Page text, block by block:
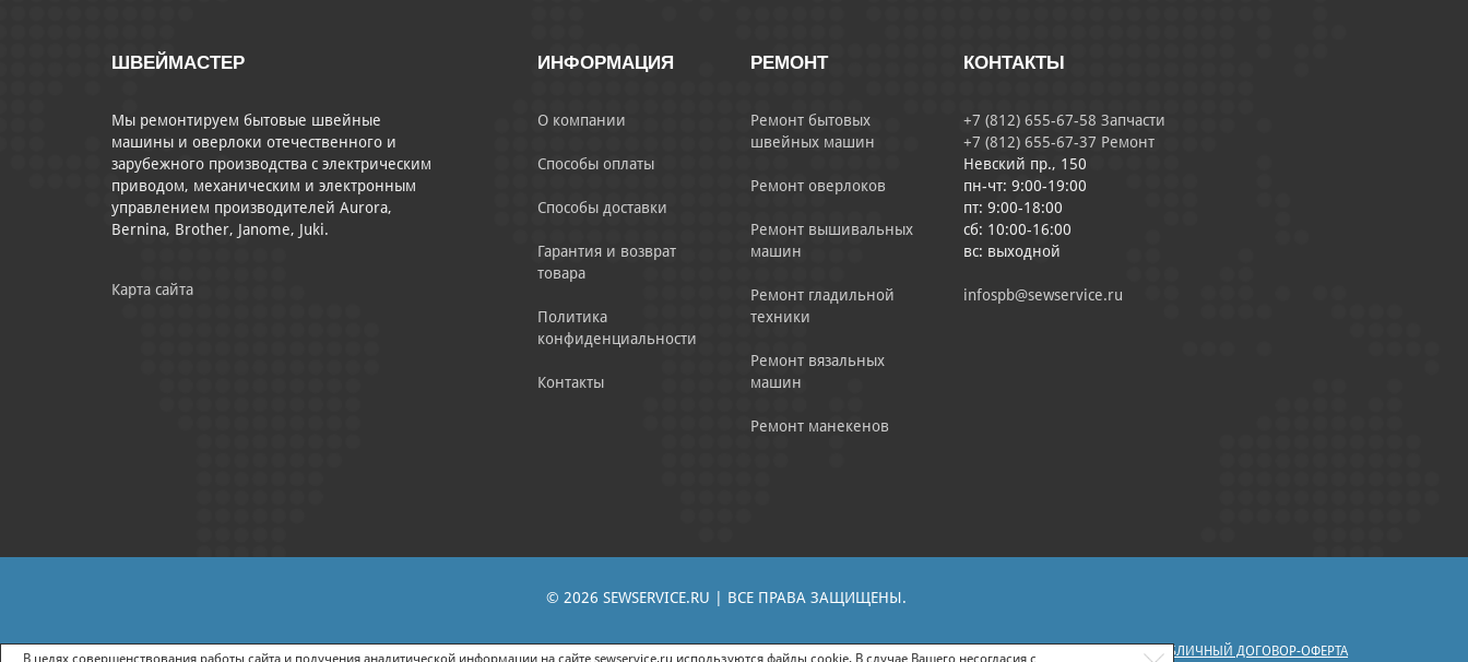
ШВЕЙМАСТЕР
Мы ремонтируем бытовые швейные
машины и оверлоки отечественного и
зарубежного производства с электрическим
приводом, механическим и электронным
управлением производителей Aurora,
Bernina, Brother, Janome, Juki.
Карта сайта
ИНФОРМАЦИЯ
О компании
Способы оплаты
Способы доставки
Гарантия и возврат
товара
Политика
конфиденциальности
Контакты
РЕМОНТ
Ремонт бытовых
швейных машин
Ремонт оверлоков
Ремонт вышивальных
машин
Ремонт гладильной
техники
Ремонт вязальных
машин
Ремонт манекенов
КОНТАКТЫ
+7 (812) 655-67-58 Запчасти
+7 (812) 655-67-37 Ремонт
Невский пр., 150
пн-чт: 9:00-19:00
пт: 9:00-18:00
сб: 10:00-16:00
вс: выходной
infospb@sewservice.ru
© 2026 SEWSERVICE.RU | ВСЕ ПРАВА ЗАЩИЩЕНЫ.
ПОЛИТИКА КОНФИДЕНЦИАЛЬНОСТИ | СОГЛАСИЕ НА ПОЛУЧЕНИЕ РЕКЛАМНО-ИНФОРМАЦИОННЫХ МАТЕРИАЛОВ | СОГЛАСИЕ НА ОБРАБОТКУ ПЕРСОНАЛЬНЫХ ДАННЫХ | ПУБЛИЧНЫЙ ДОГОВОР-ОФЕРТА
В целях совершенствования работы сайта и получения аналитической информации на сайте sewservice.ru используются файлы cookie. В случае Вашего несогласия с